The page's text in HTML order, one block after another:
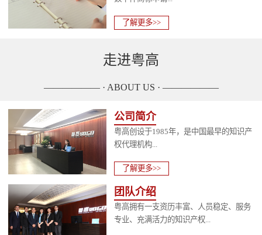
了解更多>>
走进粤高
—————— · ABOUT US · ——————
公司简介
粤高创设于1985年，是中国最早的知识产
权代理机构...
了解更多>>
团队介绍
粤高拥有一支资历丰富、人员稳定、服务
专业、充满活力的知识产权...